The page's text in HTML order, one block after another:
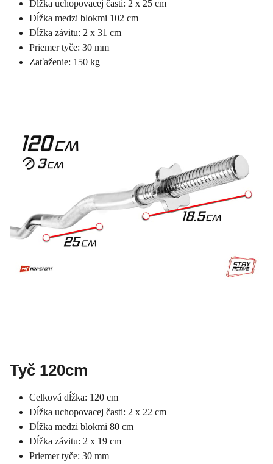
Dĺžka uchopovacej časti: 2 x 25 cm
Dĺžka medzi blokmi 102 cm
Dĺžka závitu: 2 x 31 cm
Priemer tyče: 30 mm
Zaťaženie: 150 kg
Tyč 120cm
Celková dĺžka: 120 cm
Dĺžka uchopovacej časti: 2 x 22 cm
Dĺžka medzi blokmi 80 cm
Dĺžka závitu: 2 x 19 cm
Priemer tyče: 30 mm